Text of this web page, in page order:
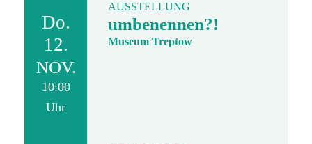
Do.
12.
NOV.
10:00
Uhr
AUSSTELLUNG
umbenennen?!
Museum Treptow